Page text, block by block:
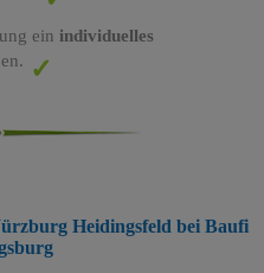
ein individuelles
Heidingsfeld bei Baufi